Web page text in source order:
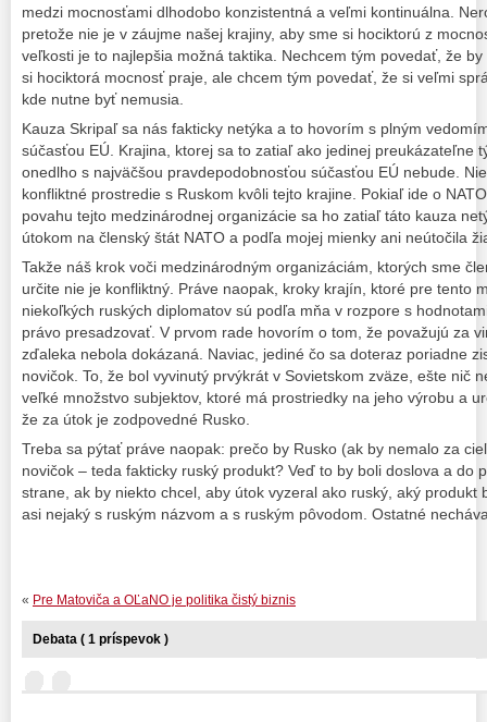
medzi mocnosťami dlhodobo konzistentná a veľmi kontinuálna.
pretože nie je v záujme našej krajiny, aby sme si hociktorú z
veľkosti je to najlepšia možná taktika. Nechcem tým povedať, že
si hociktorá mocnosť praje, ale chcem tým povedať, že si veľmi
kde nutne byť nemusia.
Kauza Skripaľ sa nás fakticky netýka a to hovorím s plným
súčasťou EÚ. Krajina, ktorej sa to zatiaľ ako jedinej preukázateľne
onedlho s najväčšou pravdepodobnosťou súčasťou EÚ nebude.
konfliktné prostredie s Ruskom kvôli tejto krajine. Pokiaľ ide o
povahu tejto medzinárodnej organizácie sa ho zatiaľ táto kauza
útokom na členský štát NATO a podľa mojej mienky ani neútočila
Takže náš krok voči medzinárodným organizáciám, ktorých sme
určite nie je konfliktný. Práve naopak, kroky krajín, ktoré pre tento
niekoľkých ruských diplomatov sú podľa mňa v rozpore s
právo presadzovať. V prvom rade hovorím o tom, že považujú za
zďaleka nebola dokázaná. Naviac, jediné čo sa doteraz poriadne
novičok. To, že bol vyvinutý prvýkrát v Sovietskom zväze, ešte nič
veľké množstvo subjektov, ktoré má prostriedky na jeho výrobu a
že za útok je zodpovedné Rusko.
Treba sa pýtať práve naopak: prečo by Rusko (ak by nemalo za
novičok – teda fakticky ruský produkt? Veď to by boli doslova a do
strane, ak by niekto chcel, aby útok vyzeral ako ruský, aký produkt
asi nejaký s ruským názvom a s ruským pôvodom. Ostatné
« Pre Matoviča a OĽaNO je politika čistý biznis
Debata ( 1 príspevok )